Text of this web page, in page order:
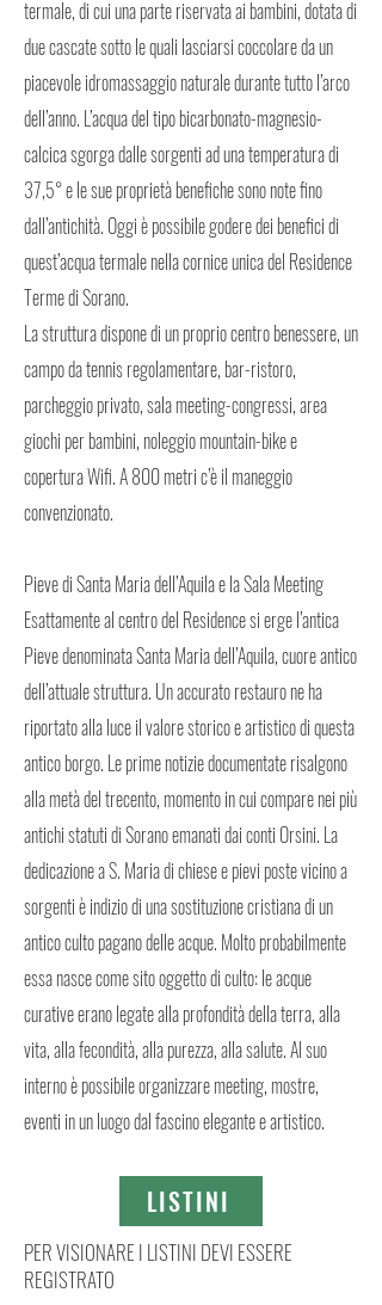
termale, di cui una parte riservata ai bambini, dotata di
due cascate sotto le quali lasciarsi coccolare da un
piacevole idromassaggio naturale durante tutto l’arco
dell’anno. L’acqua del tipo bicarbonato-magnesio-
calcica sgorga dalle sorgenti ad una temperatura di
37,5° e le sue proprietà benefiche sono note fino
dall’antichità. Oggi è possibile godere dei benefici di
quest’acqua termale nella cornice unica del Residence
Terme di Sorano.
La struttura dispone di un proprio centro benessere, un
campo da tennis regolamentare, bar-ristoro,
parcheggio privato, sala meeting-congressi, area
giochi per bambini, noleggio mountain-bike e
copertura Wifi. A 800 metri c’è il maneggio
convenzionato.
Pieve di Santa Maria dell’Aquila e la Sala Meeting
Esattamente al centro del Residence si erge l’antica
Pieve denominata Santa Maria dell’Aquila, cuore antico
dell’attuale struttura. Un accurato restauro ne ha
riportato alla luce il valore storico e artistico di questa
antico borgo. Le prime notizie documentate risalgono
alla metà del trecento, momento in cui compare nei più
antichi statuti di Sorano emanati dai conti Orsini. La
dedicazione a S. Maria di chiese e pievi poste vicino a
sorgenti è indizio di una sostituzione cristiana di un
antico culto pagano delle acque. Molto probabilmente
essa nasce come sito oggetto di culto: le acque
curative erano legate alla profondità della terra, alla
vita, alla fecondità, alla purezza, alla salute. Al suo
interno è possibile organizzare meeting, mostre,
eventi in un luogo dal fascino elegante e artistico.
LISTINI
PER VISIONARE I LISTINI DEVI ESSERE
REGISTRATO